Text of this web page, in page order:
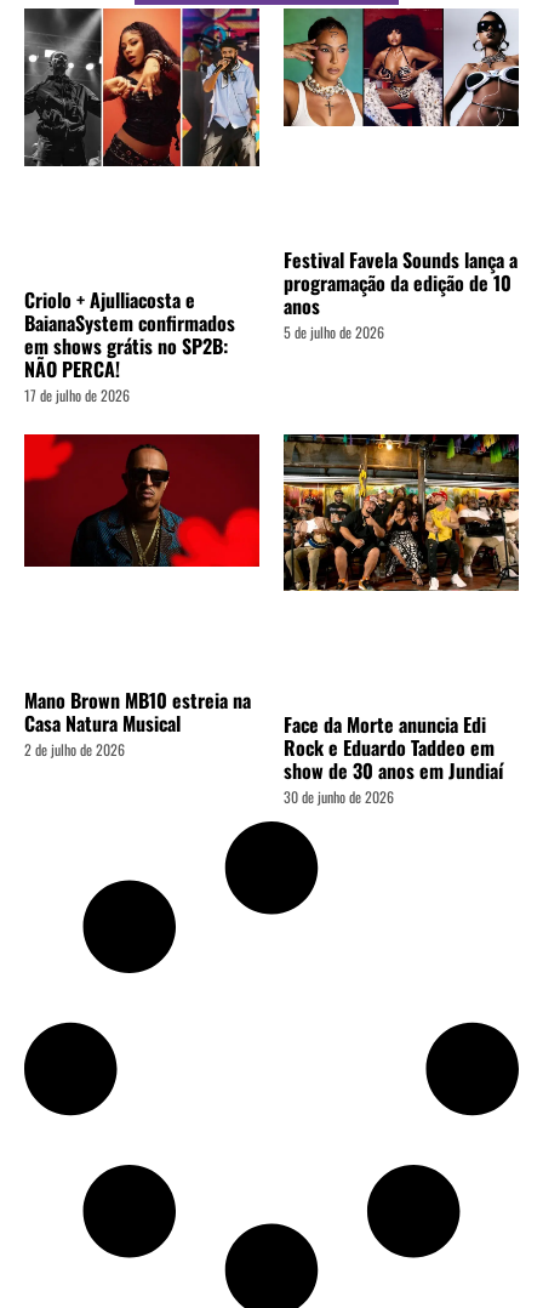
Criolo + Ajulliacosta e
BaianaSystem confirmados
em shows grátis no SP2B:
NÃO PERCA!
17 de julho de 2026
Festival Favela Sounds lança a
programação da edição de 10
anos
5 de julho de 2026
Mano Brown MB10 estreia na
Casa Natura Musical
2 de julho de 2026
Face da Morte anuncia Edi
Rock e Eduardo Taddeo em
show de 30 anos em Jundiaí
30 de junho de 2026